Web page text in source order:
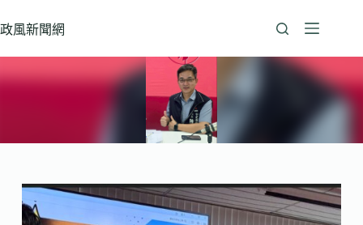
至
政風新聞網